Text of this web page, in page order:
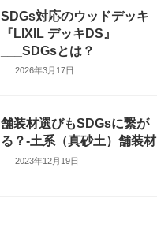
SDGs対応のウッドデッキ
『LIXIL デッキDS』
___SDGsとは？
2026年3月17日
舗装材選びもSDGsに繋が
る？‐土系（真砂土）舗装材
2023年12月19日